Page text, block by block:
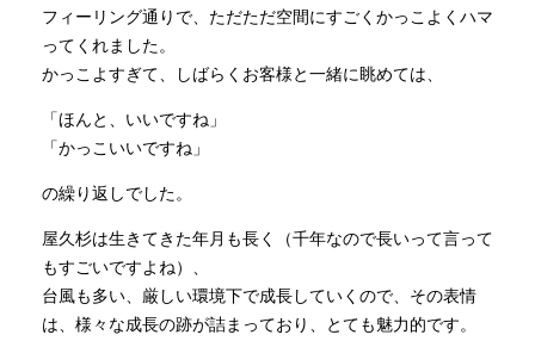
フィーリング通りで、ただただ空間にすごくかっこよくハマ
ってくれました。
かっこよすぎて、しばらくお客様と一緒に眺めては、
「ほんと、いいですね」
「かっこいいですね」
の繰り返しでした。
屋久杉は生きてきた年月も長く（千年なので長いって言って
もすごいですよね）、
台風も多い、厳しい環境下で成長していくので、その表情
は、様々な成長の跡が詰まっており、とても魅力的です。